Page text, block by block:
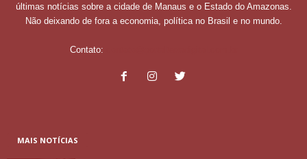
últimas notícias sobre a cidade de Manaus e o Estado do Amazonas.
Não deixando de fora a economia, política no Brasil e no mundo.
Contato:
MAIS NOTÍCIAS